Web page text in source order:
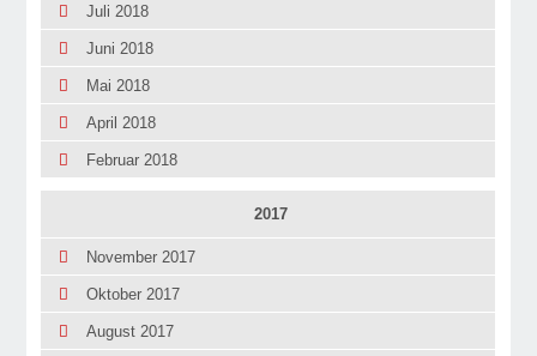
Juli 2018
Juni 2018
Mai 2018
April 2018
Februar 2018
2017
November 2017
Oktober 2017
August 2017